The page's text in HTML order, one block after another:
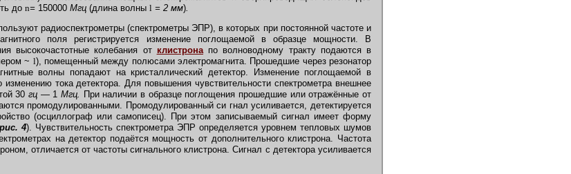
до n= 150000 Мгц (длина волны l = 2 мм)
радиоспектрометры (спектрометры ЭПР), в которых при постоянной частоте и
поля регистрируется изменение поглощаемой в образце мощности. В
высокочастотные колебания от клистронапо волноводному тракту подаются в
~ l), помещенный между полюсами электромагнита. Прошедшие через резонатор
волны попадают на кристаллический детектор. Изменение поглощаемой в
изменению тока детектора. Для повышения чувствительности спектрометра внешнее
30 гц — 1Мгц.
При наличии в образце поглощения прошедшие или отражённые от
промодулированными. Промодулированный си гнал усиливается, детектируется
(осциллограф или самописец). При этом записываемый сигнал имеет форму
рис. 4). Чувствительность спектрометра ЭПР определяется уровнем тепловых шумов
на детектор подаётся мощность от дополнительного клистрона. Частота
отличается от частоты сигнального клистрона. Сигнал с детектора усиливается